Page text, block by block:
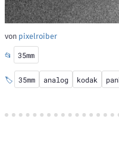
von pixelroiber
📂 35mm
🏷️ 35mm analog kodak